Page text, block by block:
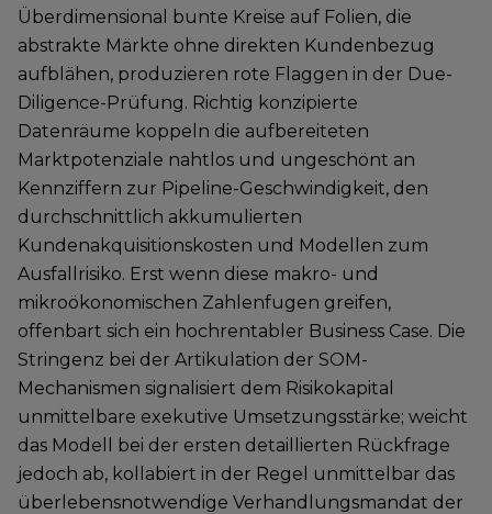
Überdimensional bunte Kreise auf Folien, die
abstrakte Märkte ohne direkten Kundenbezug
aufblähen, produzieren rote Flaggen in der Due-
Diligence-Prüfung. Richtig konzipierte
Datenräume koppeln die aufbereiteten
Marktpotenziale nahtlos und ungeschönt an
Kennziffern zur Pipeline-Geschwindigkeit, den
durchschnittlich akkumulierten
Kundenakquisitionskosten und Modellen zum
Ausfallrisiko. Erst wenn diese makro- und
mikroökonomischen Zahlenfugen greifen,
offenbart sich ein hochrentabler Business Case. Die
Stringenz bei der Artikulation der SOM-
Mechanismen signalisiert dem Risikokapital
unmittelbare exekutive Umsetzungsstärke; weicht
das Modell bei der ersten detaillierten Rückfrage
jedoch ab, kollabiert in der Regel unmittelbar das
überlebensnotwendige Verhandlungsmandat der